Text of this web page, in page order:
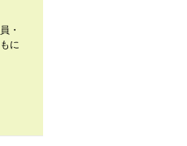
・
に